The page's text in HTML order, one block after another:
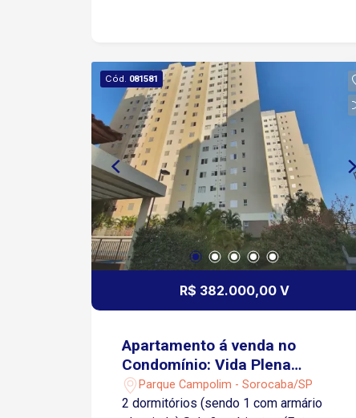
Cód. 081581
R$ 382.000,00 V
Apartamento á venda no
Condomínio: Vida Plena
Campolim
Parque Campolim - Sorocaba/SP
2 dormitórios (sendo 1 com armário